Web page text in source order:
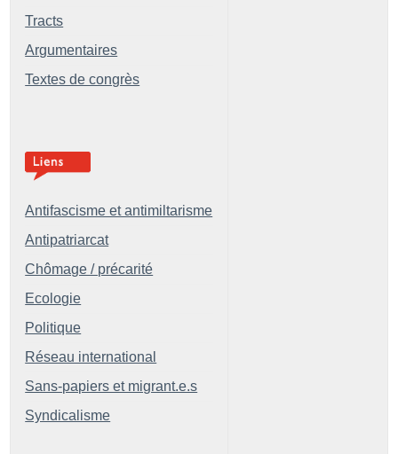
Tracts
Argumentaires
Textes de congrès
Antifascisme et antimiltarisme
Antipatriarcat
Chômage / précarité
Ecologie
Politique
Réseau international
Sans-papiers et migrant.e.s
Syndicalisme